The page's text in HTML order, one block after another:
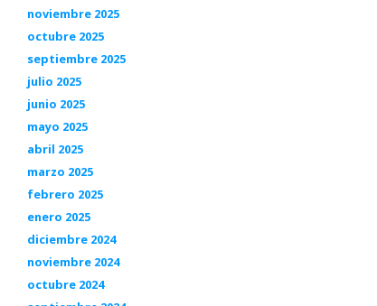
noviembre 2025
octubre 2025
septiembre 2025
julio 2025
junio 2025
mayo 2025
abril 2025
marzo 2025
febrero 2025
enero 2025
diciembre 2024
noviembre 2024
octubre 2024